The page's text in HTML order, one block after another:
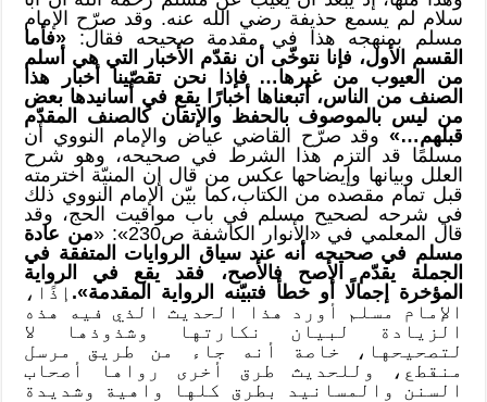
سلام لم يسمع حذيفة رضي الله عنه. وقد صرّح الإمام
مسلم بمنهجه هذا في مقدمة صحيحه فقال: «فأما
القسم الأول، فإنا نتوخّى أن نقدّم الأخبار التي هي أسلم
من العيوب من غيرها… فإذا نحن تقصّينا أخبار هذا
الصنف من الناس، أتبعناها أخبارًا يقع في أسانيدها بعض
من ليس بالموصوف بالحفظ والإتقان كالصنف المقدّم
قبلهم…» وقد صرّح القاضي عياض والإمام النووي أن
مسلمًا قد التزم هذا الشرط في صحيحه، وهو شرح
العلل وبيانها وإيضاحها عكس من قال إن المنيّة اخترمته
قبل تمام مقصده من الكتاب،كما بيّن الإمام النووي ذلك
في شرحه لصحيح مسلم في باب مواقيت الحج، وقد
قال المعلمي في «الأنوار الكاشفة ص230»: «
من عادة
مسلم في صحيحه أنه عند سياق الروايات المتفقة في
الجملة يقدّم الأصح فالأصح، فقد يقع في الرواية
المؤخرة إجمالًا أو خطأ فتبيّنه الرواية المقدمة». إذًا،
الإمام مسلم أورد هذا الحديث الذي فيه هذه
الزيادة لبيان نكارتها وشذوذها لا
لتصحيحها، خاصة أنه جاء من طريق مرسل
منقطع، وللحديث طرق أخرى رواها أصحاب
السنن والمسانيد بطرق كلها واهية وشديدة